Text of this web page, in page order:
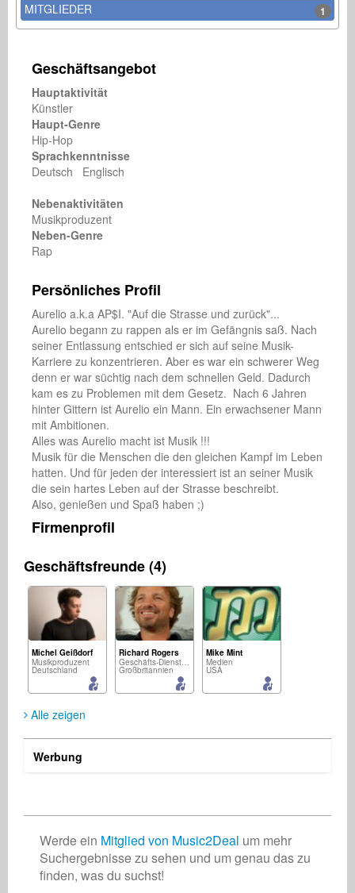
MITGLIEDER 1
Geschäftsangebot
Hauptaktivität
Künstler
Haupt-Genre
Hip-Hop
Sprachkenntnisse
Deutsch Englisch
Nebenaktivitäten
Musikproduzent
Neben-Genre
Rap
Persönliches Profil
Aurelio a.k.a AP$I. "Auf die Strasse und zurück"...
Aurelio begann zu rappen als er im Gefängnis saß. Nach
seiner Entlassung entschied er sich auf seine Musik-
Karriere zu konzentrieren. Aber es war ein schwerer Weg
denn er war süchtig nach dem schnellen Geld. Dadurch
kam es zu Problemen mit dem Gesetz.  Nach 6 Jahren
hinter Gittern ist Aurelio ein Mann. Ein erwachsener Mann
mit Ambitionen.
Alles was Aurelio macht ist Musik !!!
Musik für die Menschen die den gleichen Kampf im Leben
hatten. Und für jeden der interessiert ist an seiner Musik
die sein hartes Leben auf der Strasse beschreibt.
Also, genießen und Spaß haben ;)
Firmenprofil
Geschäftsfreunde (4)
Michel Geißdorf
Musikproduzent
Deutschland
Richard Rogers
Geschäfts-Dienstleistungen
Großbritannien
Mike Mint
Medien
USA
Alle zeigen
Werbung
Werde ein Mitglied von Music2Deal um mehr
Suchergebnisse zu sehen und um genau das zu
finden, was du suchst!